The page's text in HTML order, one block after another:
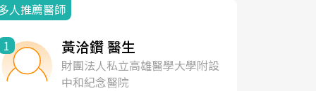
人推薦醫師
1 黃洽鑽 醫生
財團法人私立高雄醫學大學附設
中和紀念醫院